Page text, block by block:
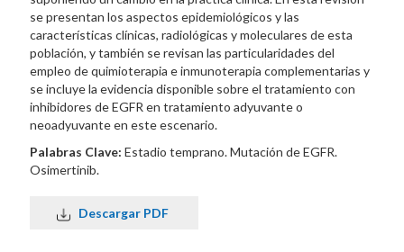
se presentan los aspectos epidemiológicos y las
características clínicas, radiológicas y moleculares de esta
población, y también se revisan las particularidades del
empleo de quimioterapia e inmunoterapia complementarias y
se incluye la evidencia disponible sobre el tratamiento con
inhibidores de EGFR en tratamiento adyuvante o
neoadyuvante en este escenario.
Palabras Clave: Estadio temprano. Mutación de EGFR.
Osimertinib.
Descargar PDF